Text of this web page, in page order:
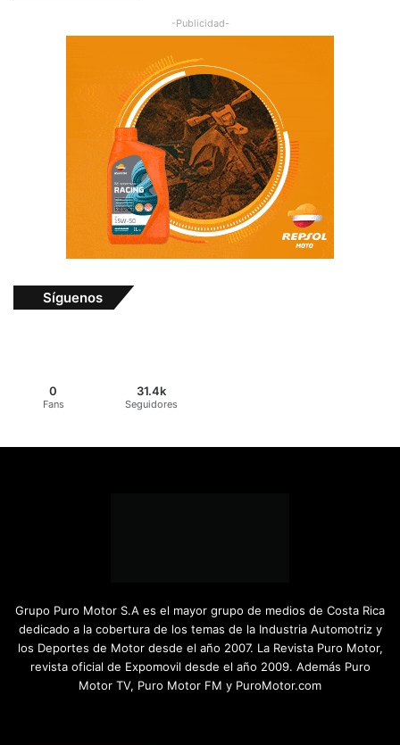
-Publicidad-
Síguenos
0
Fans
31.4k
Seguidores
Grupo Puro Motor S.A es el mayor grupo de medios de Costa Rica
dedicado a la cobertura de los temas de la Industria Automotriz y
los Deportes de Motor desde el año 2007. La Revista Puro Motor,
revista oficial de Expomovil desde el año 2009. Además Puro
Motor TV, Puro Motor FM y PuroMotor.com